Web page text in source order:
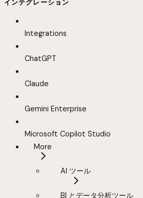
インテグレーション
Integrations
ChatGPT
Claude
Gemini Enterprise
Microsoft Copilot Studio
More
AI ツール
BI とデータ分析ツール